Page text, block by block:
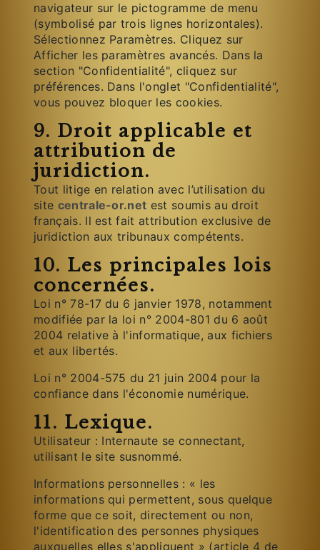
navigateur sur le pictogramme de menu
(symbolisé par trois lignes horizontales).
Sélectionnez Paramètres. Cliquez sur
Afficher les paramètres avancés. Dans la
section "Confidentialité", cliquez sur
préférences. Dans l'onglet "Confidentialité",
vous pouvez bloquer les cookies.
9. Droit applicable et
attribution de
juridiction.
Tout litige en relation avec l’utilisation du
site centrale-or.net est soumis au droit
français. Il est fait attribution exclusive de
juridiction aux tribunaux compétents.
10. Les principales lois
concernées.
Loi n° 78-17 du 6 janvier 1978, notamment
modifiée par la loi n° 2004-801 du 6 août
2004 relative à l'informatique, aux fichiers
et aux libertés.
Loi n° 2004-575 du 21 juin 2004 pour la
confiance dans l'économie numérique.
11. Lexique.
Utilisateur : Internaute se connectant,
utilisant le site susnommé.
Informations personnelles : « les
informations qui permettent, sous quelque
forme que ce soit, directement ou non,
l'identification des personnes physiques
auxquelles elles s'appliquent » (article 4 de